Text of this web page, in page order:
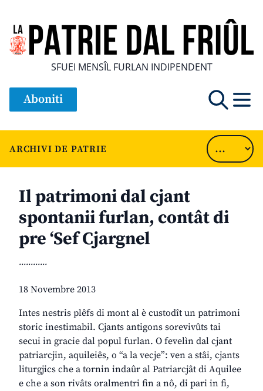
SFUEI MENSÎL FURLAN INDIPENDENT
Aboniti
ARCHIVI DE PATRIE
Il patrimoni dal cjant
spontanii furlan, contât di
pre ‘Sef Cjargnel
............
18 Novembre 2013
Intes nestris plêfs di mont al è custodît un patrimoni
storic inestimabil. Cjants antigons sorevivûts tai
secui in gracie dal popul furlan. O fevelìn dal cjant
patriarcjin, aquileiês, o “a la vecje”: ven a stâi, cjants
liturgjics che a tornin indaûr al Patriarcjât di Aquilee
e che a son rivâts oralmentri fin a nô, di pari in fi,